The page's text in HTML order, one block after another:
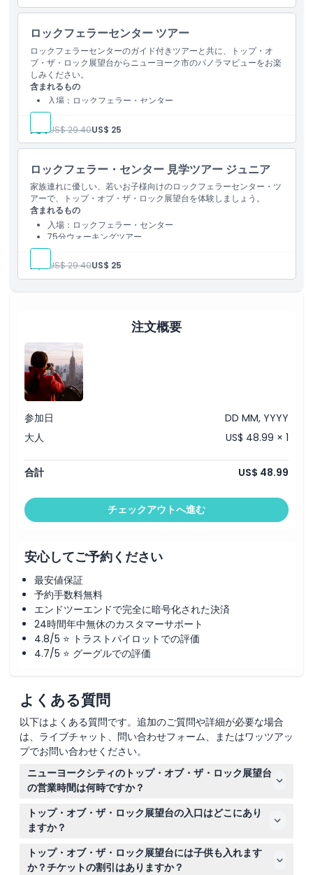
ロックフェラーセンター ツアー
ロックフェラーセンターのガイド付きツアーと共に、トップ・オ
ブ・ザ・ロック展望台からニューヨーク市のパノラマビューをお楽
しみください。
含まれるもの
入場：ロックフェラー・センター
75分ウォーキングツアー
大人:US$ 29.40US$ 25
ロックフェラー・センター 見学ツアー ジュニア
家族連れに優しい、若いお子様向けのロックフェラーセンター・ツ
アーで、トップ・オブ・ザ・ロック展望台を体験しましょう。
含まれるもの
入場：ロックフェラー・センター
75分ウォーキングツアー
大人: US$ 29.40US$ 25
注文概要
参加日
DD MM, YYYY
大人
US$ 48.99 × 1
合計 US$ 48.99
チェックアウトへ進む
安心してご予約ください
最安値保証
予約手数料無料
エンドツーエンドで完全に暗号化された決済
24時間年中無休のカスタマーサポート
4.8/5 ⭐ トラストパイロットでの評価
4.7/5 ⭐ グーグルでの評価
よくある質問
以下はよくある質問です。追加のご質問や詳細が必要な場合
は、ライブチャット、問い合わせフォーム、またはワッツアッ
プでお問い合わせください。
ニューヨークシティのトップ・オブ・ザ・ロック展望台
の営業時間は何時ですか？
展望台は毎日午前9時から午後11時まで営業しており、エ
レベーターの最終上りは午後10時10分です（変更される場
合がありますので、予約時にご確認ください）。
トップ・オブ・ザ・ロック展望台の入口はどこにあり
ますか？
ロックフェラーセンター内のフィフスアベニューとシック
スアベニューの間の50丁目通りにトップ・オブ・ザ・ロ
トップ・オブ・ザ・ロック展望台には子供も入れます
か？チケットの割引はありますか？